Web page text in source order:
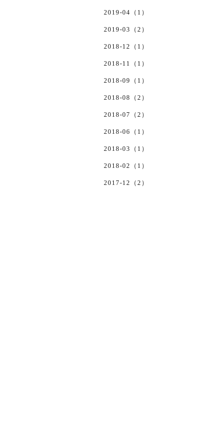
2019-04（1）
2019-03（2）
2018-12（1）
2018-11（1）
2018-09（1）
2018-08（2）
2018-07（2）
2018-06（1）
2018-03（1）
2018-02（1）
2017-12（2）